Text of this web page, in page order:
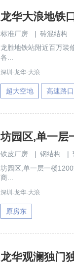
标准厂房 | 砖混结构
龙胜地铁站附近百万装
各...
深圳-龙华-大浪
超大空地 高速路口
铁皮厂房 | 钢结构 |
坊园区,单一层一楼
商...
深圳-龙华-大浪
原房东